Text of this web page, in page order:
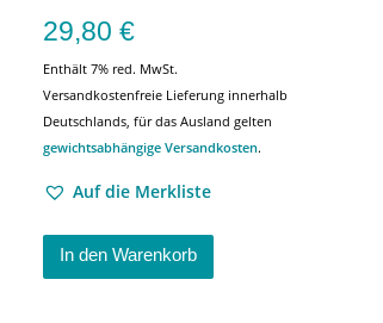
29,80 €
Enthält 7% red. MwSt.
Versandkostenfreie Lieferung innerhalb
Deutschlands, für das Ausland gelten
gewichtsabhängige Versandkosten.
Auf die Merkliste
In den Warenkorb